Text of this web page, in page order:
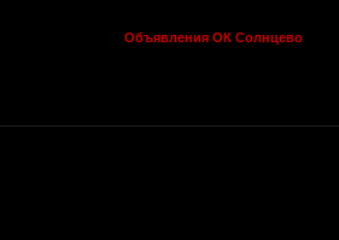
Объявления ОК Солнцево